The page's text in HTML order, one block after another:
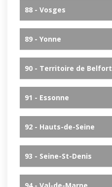
88 - Vosges
89 - Yonne
90 - Territoire de Belfort
91 - Essonne
92 - Hauts-de-Seine
93 - Seine-St-Denis